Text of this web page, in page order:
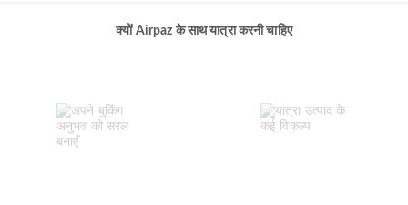
क्यों Airpaz के साथ यात्रा करनी चाहिए